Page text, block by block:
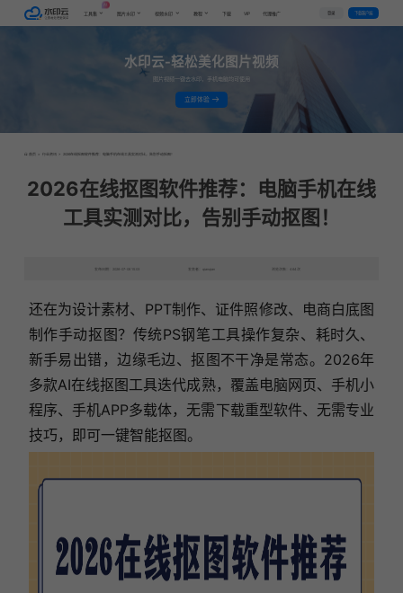
工具集 图片水印 视频水印 教程 下载 VIP 代理推广 登录 下载客户端
水印云-轻松美化图片视频
图片视频一键去水印，手机电脑均可使用
立即体验
首页 > 行业资讯 > 2026在线抠图软件推荐：电脑手机在线工具实测对比，告别手动抠图！
2026在线抠图软件推荐：电脑手机在线
工具实测对比，告别手动抠图！
发布日期：2026-07-08 15:03 发表者：qianqian 浏览次数：464次
还在为设计素材、PPT制作、证件照修改、电商白底图
制作手动抠图？传统PS钢笔工具操作复杂、耗时久、
新手易出错，边缘毛边、抠图不干净是常态。2026年
多款AI在线抠图工具迭代成熟，覆盖电脑网页、手机小
程序、手机APP多载体，无需下载重型软件、无需专业
技巧，即可一键智能抠图。